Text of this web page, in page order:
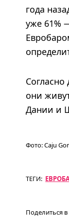
года
уже 61%
они
Дании и
Фото:Caju
ТЕГИ:
Поделиться в